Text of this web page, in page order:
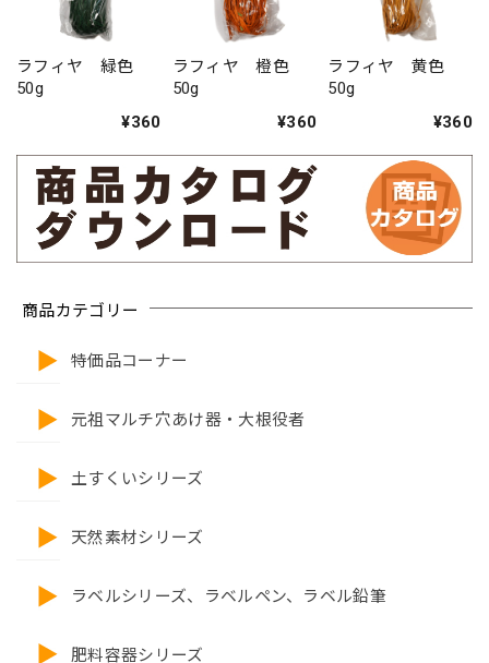
商品カテゴリー
特価品コーナー
元祖マルチ穴あけ器・大根役者
土すくいシリーズ
天然素材シリーズ
ラベルシリーズ、ラベルペン、ラベル鉛筆
肥料容器シリーズ
ラフィヤ 緑色
50g
¥360
ラフィヤ 橙色
50g
¥360
ラフィヤ 黄色
50g
¥360